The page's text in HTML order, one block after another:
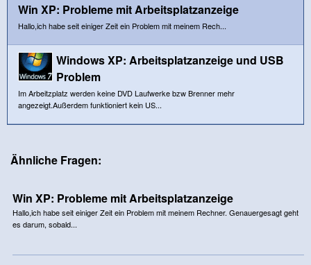
Win XP: Probleme mit Arbeitsplatzanzeige
Hallo,ich habe seit einiger Zeit ein Problem mit meinem Rech...
Windows XP: Arbeitsplatzanzeige und USB
Problem
Im Arbeitzplatz werden keine DVD Laufwerke bzw Brenner mehr
angezeigt.Außerdem funktioniert kein US...
Ähnliche Fragen:
Win XP: Probleme mit Arbeitsplatzanzeige
Hallo,ich habe seit einiger Zeit ein Problem mit meinem Rechner. Genauergesagt geht
es darum, sobald...